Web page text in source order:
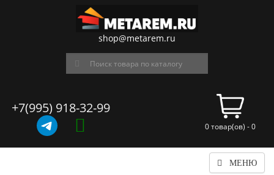
shop@metarem.ru
+7(995) 918-32-99
0 товар(ов) - 0
МЕНЮ